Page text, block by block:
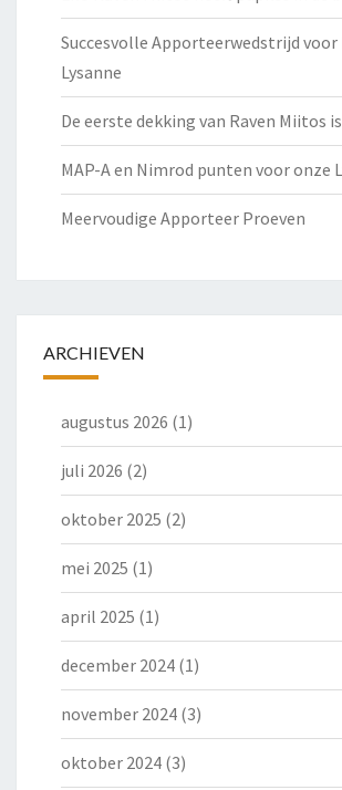
Succesvolle Apporteerwedstrijd voor
Lysanne
De eerste dekking van Raven Miitos
MAP-A en Nimrod punten voor onze
Meervoudige Apporteer Proeven
ARCHIEVEN
augustus 2026 (1)
juli 2026 (2)
oktober 2025 (2)
mei 2025 (1)
april 2025 (1)
december 2024 (1)
november 2024 (3)
oktober 2024 (3)